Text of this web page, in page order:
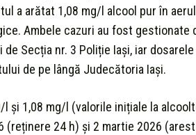
a arătat 1,08 mg/l alcool pur în
Ambele cazuri au fost gestionate
de Secția nr. 3 Poliție Iași, iar
de pe lângă Judecătoria Iași.
l și 1,08 mg/l (valorile inițiale la
(reținere 24 h) și 2 martie 2026